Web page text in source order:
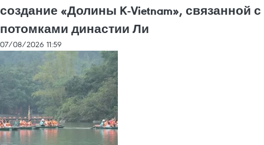
создание «Долины K-Vietnam», связанной с
потомками династии Ли
07/08/2026 11:59